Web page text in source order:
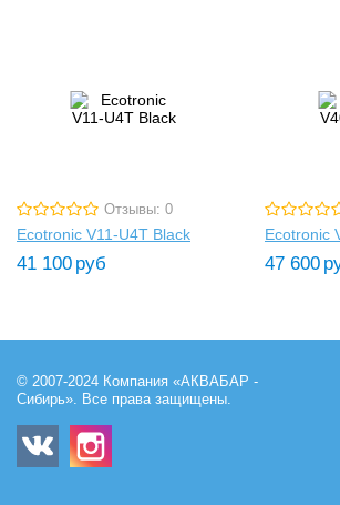
Отзывы: 0
Ecotronic V11-U4T Black
41 100 руб
Ecotronic
47 600
© 2007-2024 Компания «АКВАБАР -
Сибирь». Все права защищены.